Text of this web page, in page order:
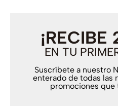
¡RECIBE
EN TU
Suscríbete a nuestro
enterado de todas las
promociones que